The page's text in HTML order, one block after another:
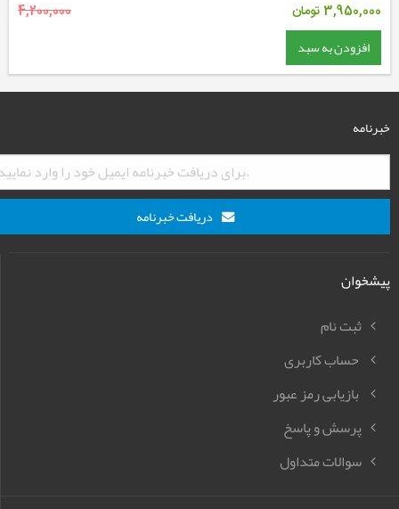
3,950,000تومان 4,200,000
افزودن به سبد
خبرنامه
دریافت خبرنامه
پیشخوان
ثبت نام
حساب کاربری
بازیابی رمز عبور
پرسش و پاسخ
سوالات متداول